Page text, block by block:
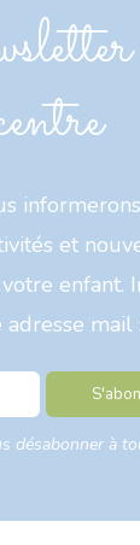
et
enfant.
adresse mail :
désabonner à